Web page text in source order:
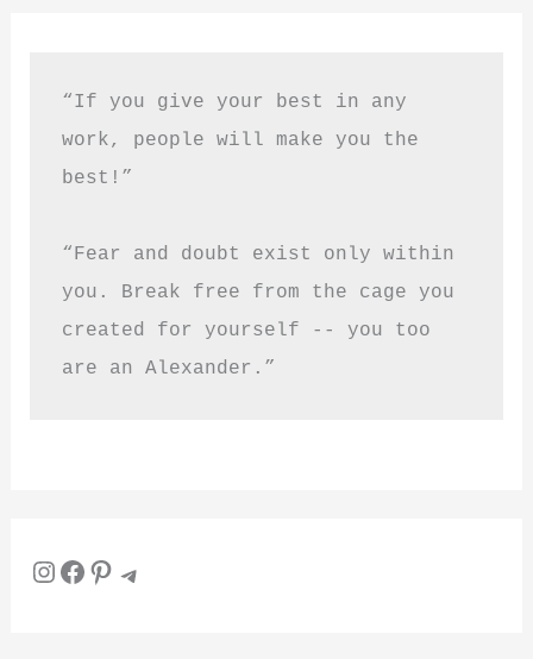
“If you give your best in any
work, people will make you the
best!”
“Fear and doubt exist only within
you. Break free from the cage you
created for yourself -- you too
are an Alexander.”
InstagramFacebook Pinterest Telegram